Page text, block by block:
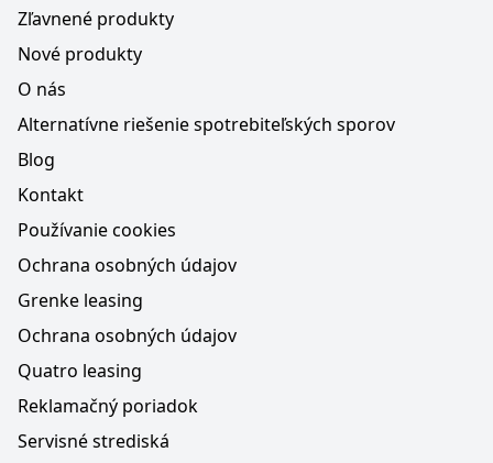
Zľavnené produkty
Nové produkty
O nás
Alternatívne riešenie spotrebiteľských sporov
Blog
Kontakt
Používanie cookies
Ochrana osobných údajov
Grenke leasing
Ochrana osobných údajov
Quatro leasing
Reklamačný poriadok
Servisné strediská